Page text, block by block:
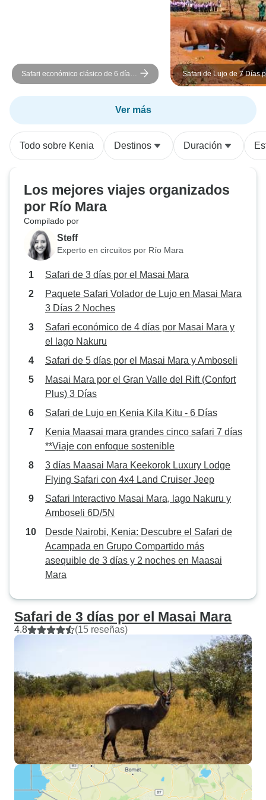
Safari económico clásico de 6 días
Masai Mara - L. Nakuru - Amboseli
Safari de Lujo de 7 Días
Samburu, Lago Nakuru,
Mara y Naivasha
Ver más
Todo sobre Kenia Destinos Duración
Los mejores viajes organizados
por Río Mara
Compilado por
Steff
Experto en circuitos por Río Mara
Safari de 3 días por el Masai Mara
Paquete Safari Volador de Lujo en Masai Mara
3 Días 2 Noches
Safari económico de 4 días por Masai Mara y
el lago Nakuru
Safari de 5 días por el Masai Mara y Amboseli
Masai Mara por el Gran Valle del Rift (Confort
Plus) 3 Días
Safari de Lujo en Kenia Kila Kitu - 6 Días
Kenia Maasai mara grandes cinco safari 7 días
**Viaje con enfoque sostenible
3 días Maasai Mara Keekorok Luxury Lodge
Flying Safari con 4x4 Land Cruiser Jeep
Safari Interactivo Masai Mara, lago Nakuru y
Amboseli 6D/5N
Desde Nairobi, Kenia: Descubre el Safari de
Acampada en Grupo Compartido más
asequible de 3 días y 2 noches en Maasai
Mara
Safari de 3 días por el Masai Mara
4.8 (15 reseñas)